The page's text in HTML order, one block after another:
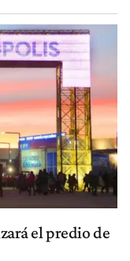
el predio de